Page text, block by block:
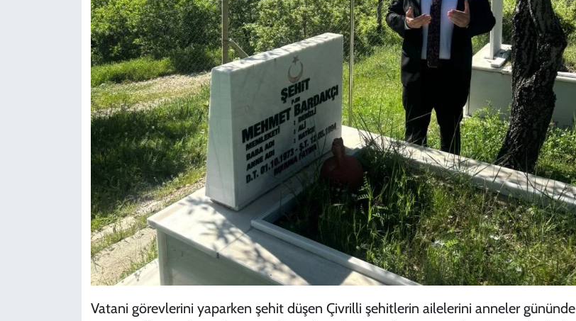
Vatani görevlerini yaparken şehit düşen Çivrilli şehitlerin ailelerini anneler gününde